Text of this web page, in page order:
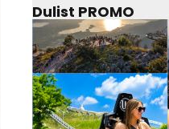
Dulist PROMO